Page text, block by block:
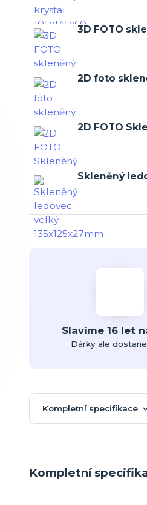
3D FOTO
2D foto
2D FOTO
Skleněný
Slavíme 16 let
Dárky ale
Kompletní specifikace
Kompletní